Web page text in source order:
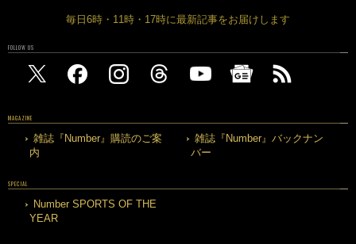
毎日6時・11時・17時に最新記事をお届けします
FOLLOW US
MAGAZINE
雑誌『Number』購読のご案
内
雑誌『Number』バックナン
バー
SPECIAL
Number SPORTS OF THE
YEAR